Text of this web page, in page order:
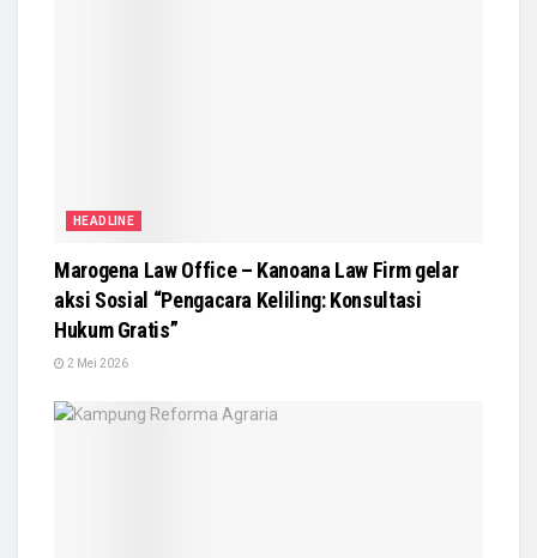
HEADLINE
Marogena Law Office – Kanoana Law Firm gelar
aksi Sosial “Pengacara Keliling: Konsultasi
Hukum Gratis”
2 Mei 2026